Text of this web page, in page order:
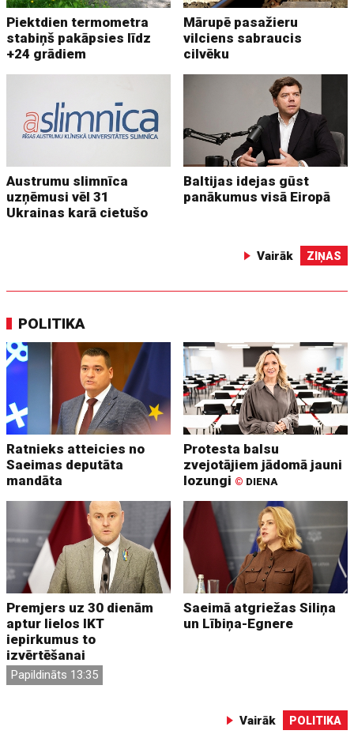
Piektdien termometra
stabiņš pakāpsies līdz
+24 grādiem
Mārupē pasažieru
vilciens sabraucis
cilvēku
Austrumu slimnīca
uzņēmusi vēl 31
Ukrainas karā cietušo
Baltijas idejas gūst
panākumus visā Eiropā
Vairāk ZIŅAS
POLITIKA
Ratnieks atteicies no
Saeimas deputāta
mandāta
Protesta balsu
zvejotājiem jādomā jauni
lozungi © DIENA
Premjers uz 30 dienām
aptur lielos IKT
iepirkumus to
izvērtēšanai
Papildināts 13:35
Saeimā atgriežas Siliņa
un Lībiņa-Egnere
Vairāk POLITIKA